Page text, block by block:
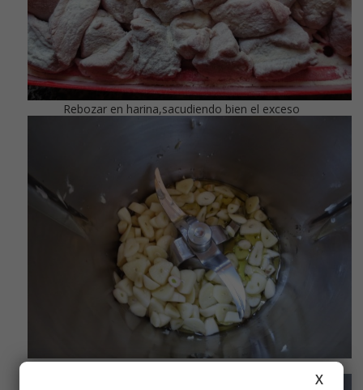
Rebozar en harina,sacudiendo bien el exceso
Pochar los ajitos en láminas
X